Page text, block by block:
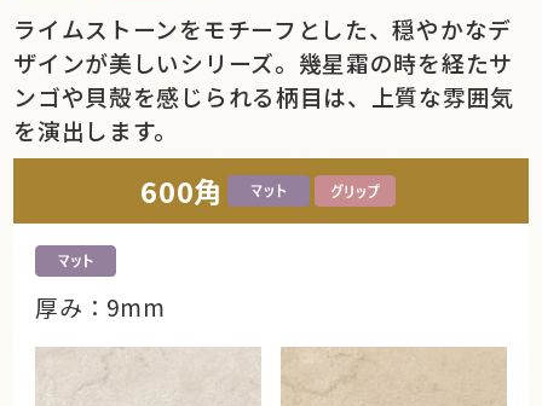
ライムストーンをモチーフとした、穏やかなデ
ザインが美しいシリーズ。幾星霜の時を経たサ
ンゴや貝殻を感じられる柄目は、上質な雰囲気
を演出します。
600角
厚み：9mm